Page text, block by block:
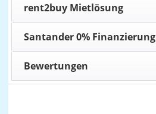
rent2buy Mietlösung
Santander 0% Finanzierung
Bewertungen